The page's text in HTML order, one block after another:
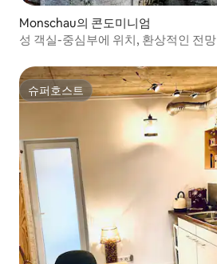
Monschau의 콘도미니엄
성 객실-중심부에 위치, 환상적인 전망
슈퍼호스트
슈퍼호스트